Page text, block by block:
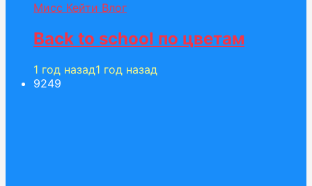
Мисс Кейти Влог
Back to school по цветам
1 год назад1 год назад
9249